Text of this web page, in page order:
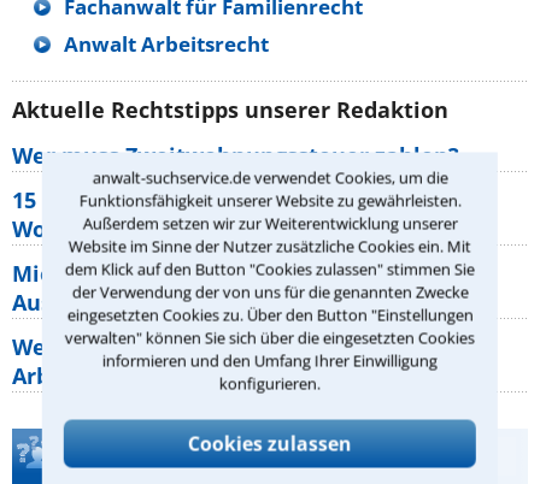
anwalt-suchservice.de verwendet Cookies, um die
Funktionsfähigkeit unserer Website zu gewährleisten.
Außerdem setzen wir zur Weiterentwicklung unserer
Website im Sinne der Nutzer zusätzliche Cookies ein. Mit
dem Klick auf den Button "Cookies zulassen" stimmen Sie
der Verwendung der von uns für die genannten Zwecke
eingesetzten Cookies zu. Über den Button "Einstellungen
verwalten" können Sie sich über die eingesetzten Cookies
informieren und den Umfang Ihrer Einwilligung
konfigurieren.
Cookies zulassen
Fachanwalt für Familienrecht
Anwalt Arbeitsrecht
Aktuelle Rechtstipps unserer Redaktion
Wer muss Zweitwohnungssteuer zahlen?
15 elementare Rechte, die jeder
Wohnungseigentümer kennen sollte
Mietpreisbremse 2026: Alle Regeln,
Ausnahmen und Rechte für Mieter
Welche Regeln für Teilnahme, Urlaub,
Arbeitszeit gelten beim
Teste Dein Rechtswissen